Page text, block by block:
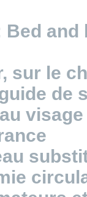
Bed
sur le
de